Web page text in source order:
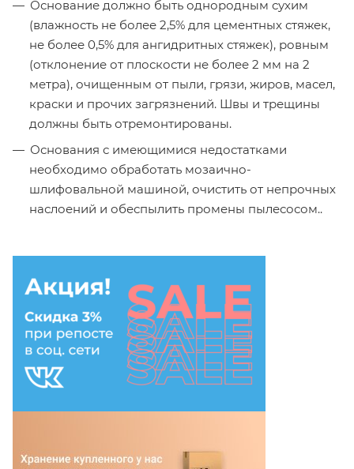
Основание должно быть однородным сухим
(влажность не более 2,5% для цементных стяжек,
не более 0,5% для ангидритных стяжек), ровным
(отклонение от плоскости не более 2 мм на 2
метра), очищенным от пыли, грязи, жиров, масел,
краски и прочих загрязнений. Швы и трещины
должны быть отремонтированы.
Основания с имеющимися недостатками
необходимо обработать мозаично-
шлифовальной машиной, очистить от непрочных
наслоений и обеспылить промены пылесосом..